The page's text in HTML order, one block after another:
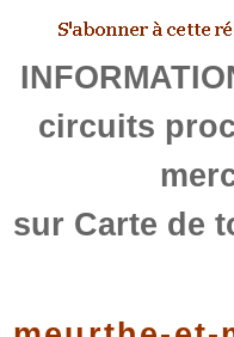
circuits
sur Carte de